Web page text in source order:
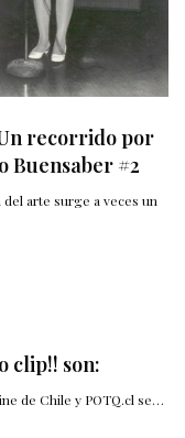
Un recorrido por
Buensaber #2
arte surge a veces un
clip!! son:
de Chile y POTQ.cl se…